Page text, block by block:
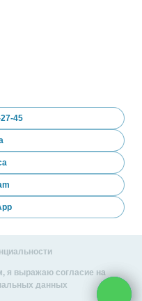
45
я выражаю согласие на
данных